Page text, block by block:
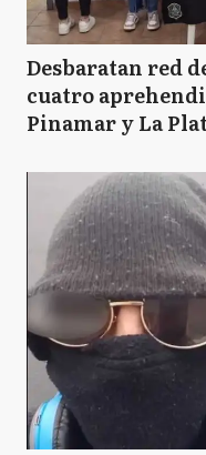
Desbaratan red
cuatro
Pinamar y La